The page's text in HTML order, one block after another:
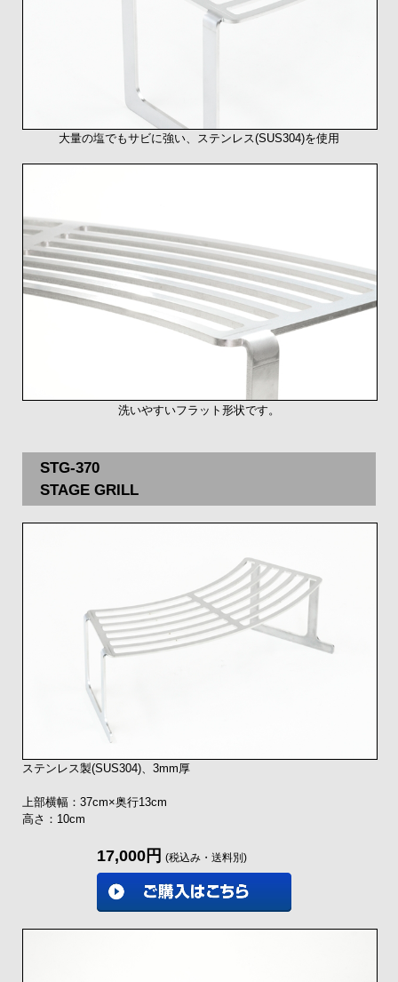
大量の塩でもサビに強い、ステンレス(SUS304)を使用
洗いやすいフラット形状です。
STG-370
STAGE GRILL
ステンレス製(SUS304)、3mm厚
上部横幅：37cm×奥行13cm
高さ：10cm
17,000円 (税込み・送料別)